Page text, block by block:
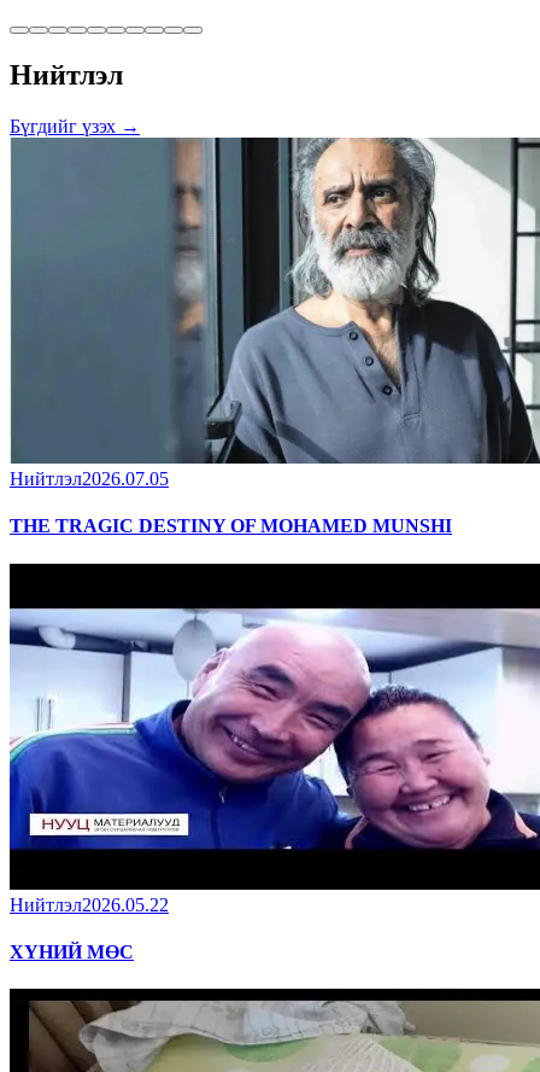
Нийтлэл
Бүгдийг үзэх →
Нийтлэл2026.07.05
THE TRAGIC DESTINY OF MOHAMED MUNSHI
Нийтлэл2026.05.22
ХҮНИЙ МӨС